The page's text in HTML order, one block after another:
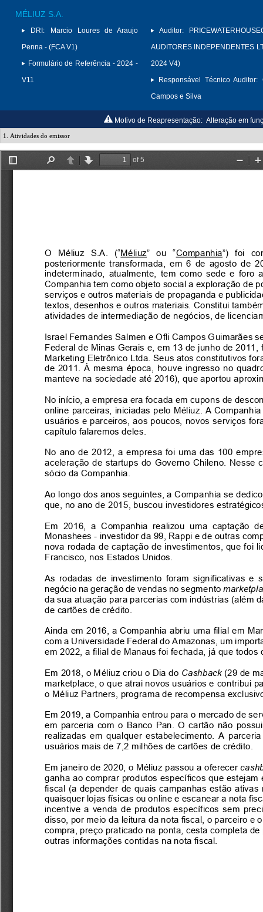
MÉLIUZ S.A.
DRI:
Marcio Loures de Araujo
Penna - (FCA V1)
Formulário de Referência - 2024 -
V11
Auditor:
AUDITORES INDEPENDENTES
2024 V4)
Responsável Técnico Auditor:
Campos e Silva
Motivo de Reapresentação: Alteração em